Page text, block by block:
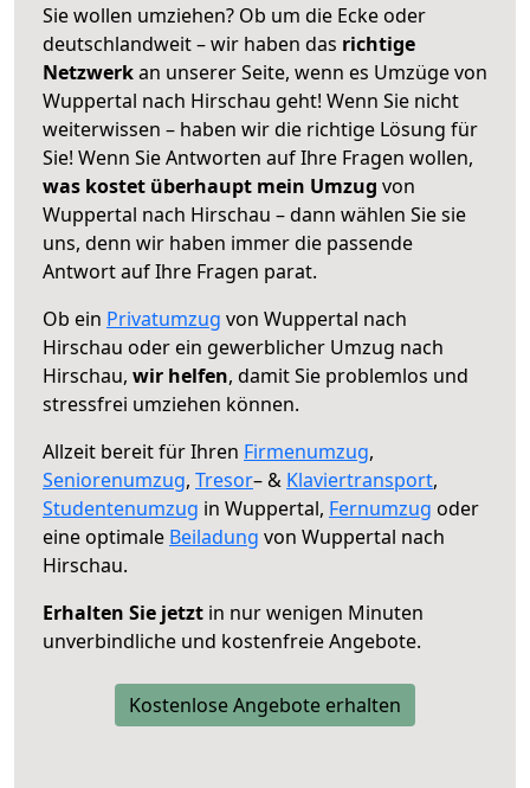
Sie wollen umziehen? Ob um die Ecke oder
deutschlandweit – wir haben das richtige
Netzwerkan unserer Seite, wenn es Umzüge von
Wuppertal nach Hirschau geht! Wenn Sie nicht
weiterwissen – haben wir die richtige Lösung für
Sie! Wenn Sie Antworten auf Ihre Fragen wollen,
was kostet überhaupt mein Umzug von
Wuppertal nach Hirschau – dann wählen Sie sie
uns, denn wir haben immer die passende
Antwort auf Ihre Fragen parat.
Ob ein Privatumzug von Wuppertal nach
Hirschau oder ein gewerblicher Umzug nach
Hirschau, wir helfen, damit Sie problemlos und
stressfrei umziehen können.
Allzeit bereit für Ihren Firmenumzug,
Seniorenumzug, Tresor– & Klaviertransport,
Studentenumzug in Wuppertal, Fernumzug oder
eine optimale Beiladung von Wuppertal nach
Hirschau.
Erhalten Sie jetzt in nur wenigen Minuten
unverbindliche und kostenfreie Angebote.
Kostenlose Angebote erhalten